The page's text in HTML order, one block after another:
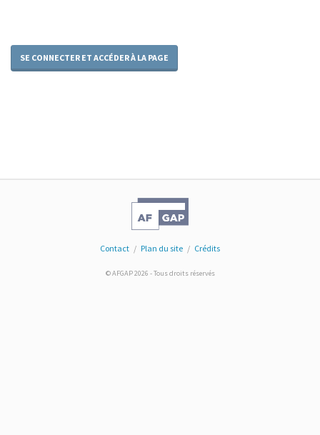
SE CONNECTER ET ACCÉDER À LA PAGE
Contact / Plan du site / Crédits
© AFGAP 2026 - Tous droits réservés